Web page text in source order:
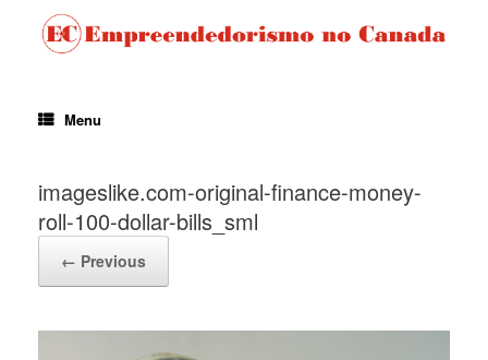
Menu
imageslike.com-original-finance-money-
roll-100-dollar-bills_sml
← Previous